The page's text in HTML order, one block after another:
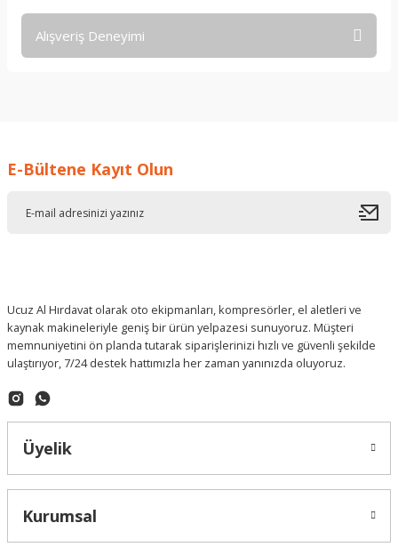
Alışveriş Deneyimi
Deneyimini Paylaş
E-Bültene Kayıt Olun
Ucuz Al Hırdavat olarak oto ekipmanları, kompresörler, el aletleri ve
kaynak makineleriyle geniş bir ürün yelpazesi sunuyoruz. Müşteri
memnuniyetini ön planda tutarak siparişlerinizi hızlı ve güvenli şekilde
ulaştırıyor, 7/24 destek hattımızla her zaman yanınızda oluyoruz.
Üyelik
Kurumsal